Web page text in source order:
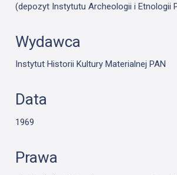
(depozyt Instytutu Archeologii i Etnologii
Wydawca
Instytut Historii Kultury Materialnej PAN
Data
1969
Prawa